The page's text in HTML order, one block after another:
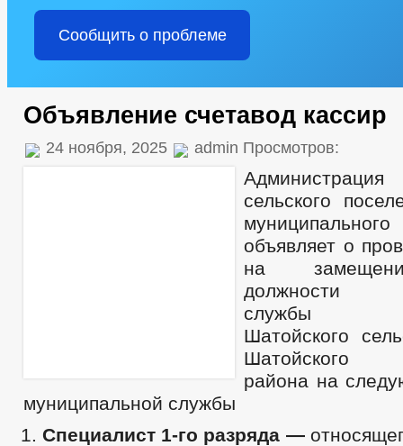
Сообщить о проблеме
Объявление счетавод кассир
24 ноября, 2025 admin Просмотров:
сельского
объявляет о
на
должности
службы
Шатойского
Шатойского
района на
муниципальной службы
Специалист 1-го разряда —